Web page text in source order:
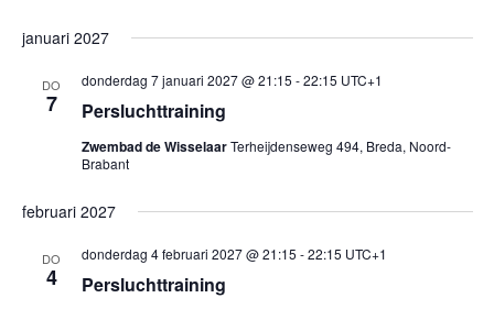
januari 2027
DO
7 Persluchttraining
donderdag 7 januari 2027 @ 21:15 -22:15 UTC+1
Zwembad de WisselaarTerheijdenseweg 494, Breda, Noord-
Brabant
februari 2027
DO
4 Persluchttraining
donderdag 4 februari 2027 @ 21:15 -22:15 UTC+1